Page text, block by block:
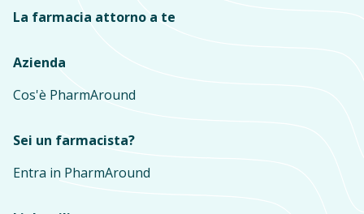
La farmacia attorno a te
Azienda
Cos'è PharmAround
Sei un farmacista?
Entra in PharmAround